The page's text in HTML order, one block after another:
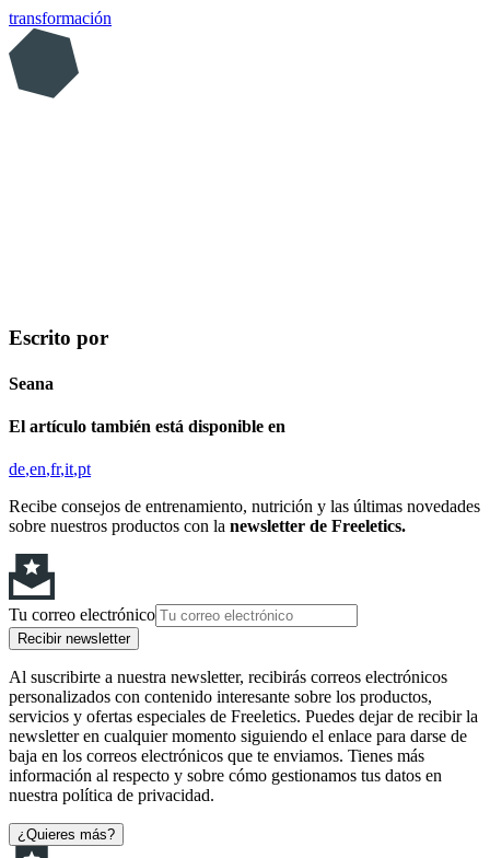
transformación
Escrito por
Seana
El artículo también está disponible en
de en fr it pt
Recibe consejos de entrenamiento, nutrición y las últimas novedades
sobre nuestros productos con la newsletter de Freeletics.
Tu correo electrónico
Recibir newsletter
Al suscribirte a nuestra newsletter, recibirás correos electrónicos
personalizados con contenido interesante sobre los productos,
servicios y ofertas especiales de Freeletics. Puedes dejar de recibir la
newsletter en cualquier momento siguiendo el enlace para darse de
baja en los correos electrónicos que te enviamos. Tienes más
información al respecto y sobre cómo gestionamos tus datos en
nuestra política de privacidad.
¿Quieres más?